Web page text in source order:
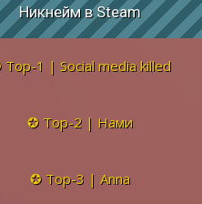
Никнейм в Steam
Top-1 | Social media killed
Top-2 | Нами
Top-3 | Anna